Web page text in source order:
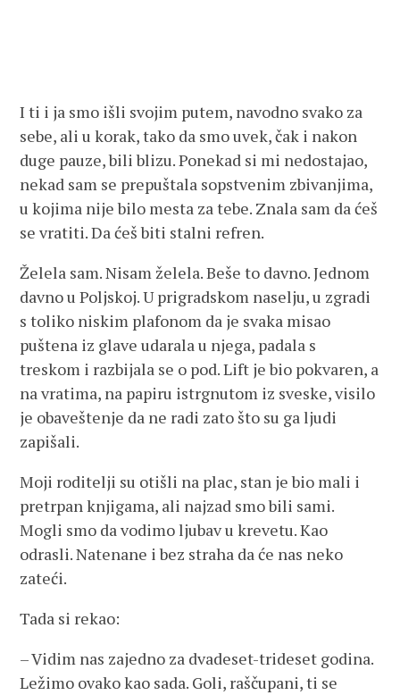
I ti i ja smo išli svojim putem, navodno svako za
sebe, ali u korak, tako da smo uvek, čak i nakon
duge pauze, bili blizu. Ponekad si mi nedostajao,
nekad sam se prepuštala sopstvenim zbivanjima,
u kojima nije bilo mesta za tebe. Znala sam da ćeš
se vratiti. Da ćeš biti stalni refren.
Želela sam. Nisam želela. Beše to davno. Jednom
davno u Poljskoj. U prigradskom naselju, u zgradi
s toliko niskim plafonom da je svaka misao
puštena iz glave udarala u njega, padala s
treskom i razbijala se o pod. Lift je bio pokvaren, a
na vratima, na papiru istrgnutom iz sveske, visilo
je obaveštenje da ne radi zato što su ga ljudi
zapišali.
Moji roditelji su otišli na plac, stan je bio mali i
pretrpan knjigama, ali najzad smo bili sami.
Mogli smo da vodimo ljubav u krevetu. Kao
odrasli. Natenane i bez straha da će nas neko
zateći.
Tada si rekao:
– Vidim nas zajedno za dvadeset-trideset godina.
Ležimo ovako kao sada. Goli, raščupani, ti se